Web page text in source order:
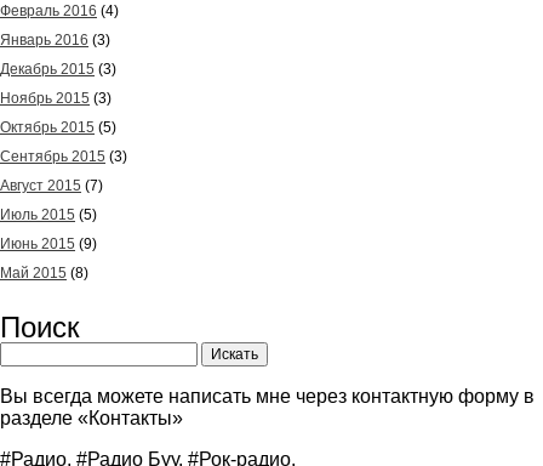
Февраль 2016 (4)
Январь 2016 (3)
Декабрь 2015 (3)
Ноябрь 2015 (3)
Октябрь 2015 (5)
Сентябрь 2015 (3)
Август 2015 (7)
Июль 2015 (5)
Июнь 2015 (9)
Май 2015 (8)
Поиск
Вы всегда можете написать мне через контактную форму в
разделе «Контакты»
#Радио, #Радио Буу, #Рок-радио,